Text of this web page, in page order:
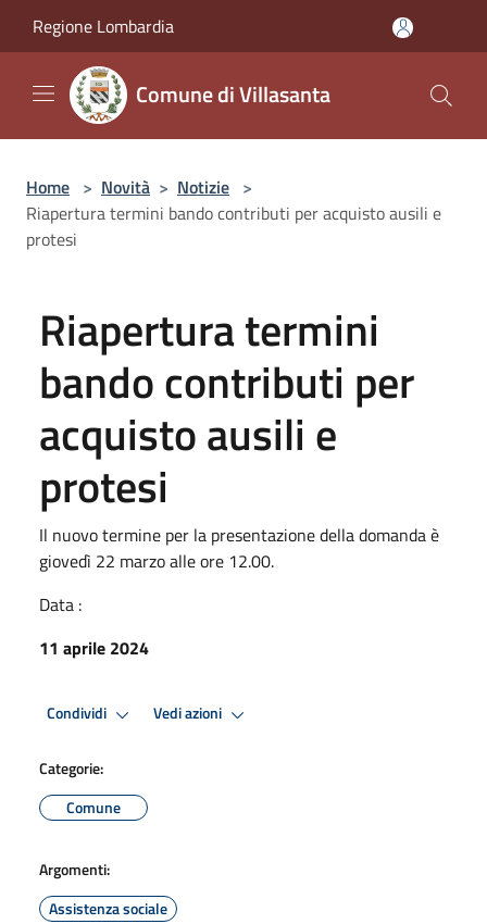
Regione Lombardia
Comune di Villasanta
Home > Novità > Notizie >
Riapertura termini bando contributi per acquisto ausili e
protesi
Riapertura termini
bando contributi per
acquisto ausili e
protesi
Il nuovo termine per la presentazione della domanda è
giovedì 22 marzo alle ore 12.00.
Data :
11 aprile 2024
Condividi Vedi azioni
Categorie:
Comune
Argomenti:
Assistenza sociale